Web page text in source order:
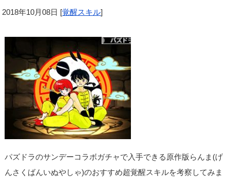
2018年10月08日 [覚醒スキル]
パズドラのサンデーコラボガチャで入手できる原作版らんま(げ
んさくばんいぬやしゃ)のおすすめ超覚醒スキルを考察してみま